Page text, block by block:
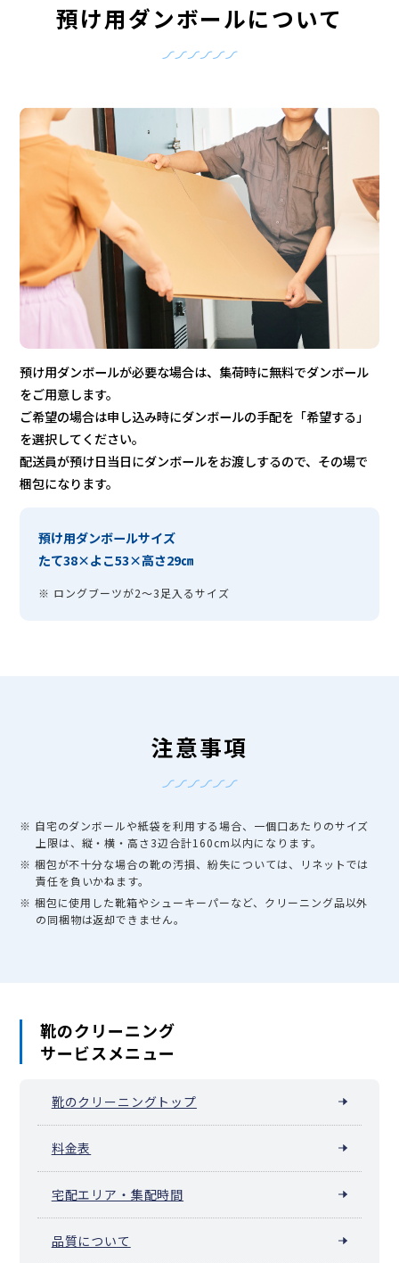
預け用ダンボールについて
預け用ダンボールが必要な場合は、集荷時に無料でダンボール
をご用意します。
ご希望の場合は申し込み時にダンボールの手配を「希望する」
を選択してください。
配送員が預け日当日にダンボールをお渡しするので、その場で
梱包になります。
預け用ダンボールサイズ
たて38×よこ53×高さ29㎝
※ ロングブーツが2〜3足入るサイズ
注意事項
※ 自宅のダンボールや紙袋を利用する場合、一個口あたりのサイズ
上限は、縦・横・高さ3辺合計160cm以内になります。
※ 梱包が不十分な場合の靴の汚損、紛失については、リネットでは
責任を負いかねます。
※ 梱包に使用した靴箱やシューキーパーなど、クリーニング品以外
の同梱物は返却できません。
靴のクリーニング
サービスメニュー
靴のクリーニングトップ
料金表
宅配エリア・集配時間
品質について